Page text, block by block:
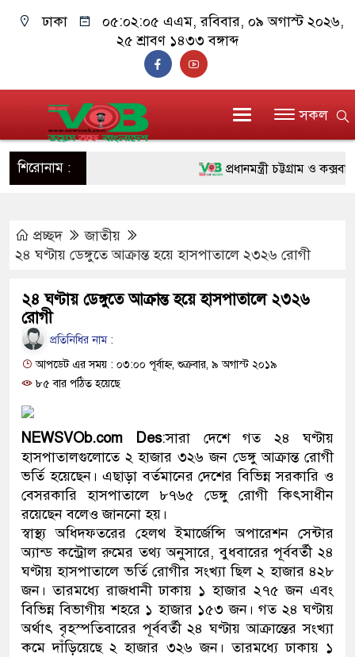
ঢাকা ০৫:০২:০৬ এএম, রবিবার, ০৯ অগাস্ট ২০২৬,
২৫ শ্রাবণ ১৪৩৩ বঙ্গাব্দ
সকল
শিরোনাম : প্রধানমন্ত্রী চট্টগ্রাম ও
দাঁড়াবে : ডা. জুবাইদা রহমান
ও বিশ্বাসযোগ্য: প্রধানমন্ত্রী
সিল-স্বাক্ষর জালিয়াতি চক্রের পাঁচ
উদ্ধার
জনগণ পরিবর্তন চেয়েছে
প্রধানমন্ত্রী
মিরপুর মডেল থানার অভিযানে
মাদক কারবারি গ্রেফতার
২৮ লাখ টাকার জাল নোটসহ
প্রচ্ছদ
জাতীয়
২৪ ঘণ্টায় ডেঙ্গুতে আক্রান্ত হয়ে হাসপাতালে ২৩২৬ রোগী
২৪ ঘণ্টায় ডেঙ্গুতে আক্রান্ত হয়ে হাসপাতালে ২৩২৬
রোগী
প্রতিনিধির নাম :
আপডেট এর সময় : ০৩:০০ পূর্বাহ্ন, শুক্রবার, ৯ অগাস্ট ২০১৯
৮৫ বার পঠিত হয়েছে
NEWSVOb.com Des:সারা দেশে গত ২৪ ঘণ্টায়
হাসপাতালগুলোতে ২ হাজার ৩২৬ জন ডেঙ্গু আক্রান্ত রোগী
ভর্তি হয়েছেন। এছাড়া বর্তমানের দেশের বিভিন্ন সরকারি ও
বেসরকারি হাসপাতালে ৮৭৬৫ ডেঙ্গু রোগী কিৎসাধীন
রয়েছেন বলেও জাননো হয়।
স্বাস্থ্য অধিদফতরের হেলথ ইমার্জেন্সি অপারেশন সেন্টার
অ্যান্ড কন্ট্রোল রুমের তথ্য অনুসারে, বুধবারের পূর্ববর্তী ২৪
ঘণ্টায় হাসপাতালে ভর্তি রোগীর সংখ্যা ছিল ২ হাজার ৪২৮
জন। তারমধ্যে রাজধানী ঢাকায় ১ হাজার ২৭৫ জন এবং
বিভিন্ন বিভাগীয় শহরে ১ হাজার ১৫৩ জন। গত ২৪ ঘণ্টায়
অর্থাৎ বৃহস্পতিবারের পূর্ববর্তী ২৪ ঘণ্টায় আক্রান্তের সংখ্যা
কমে দাঁড়িয়েছে ২ হাজার ৩২৬ জন। তারমধ্যে ঢাকায় ১